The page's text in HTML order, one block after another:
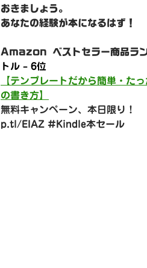
おきましょう。
あなたの経験が本になるはず！
Amazon ベストセラー商品ラ
トル – 6位
【テンプレートだから簡単・た
の書き方】
無料キャンペーン、本日限り！
p.tl/EIAZ #Kindle本セール